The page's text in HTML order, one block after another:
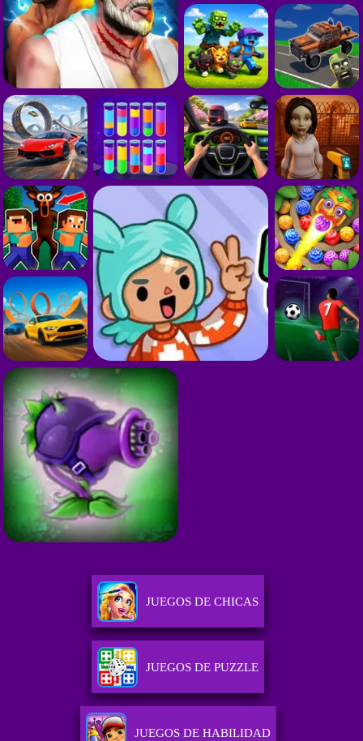
JUEGOS DE CHICAS
JUEGOS DE PUZZLE
JUEGOS DE HABILIDAD